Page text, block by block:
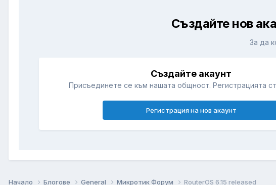
Създайте нов
За да
Създайте акаунт
Присъединете се към нашата общност. Регистрацията
Регистрация на нов акаунт
Начало Блогове General Микротик Форум RouterOS 6.15 released